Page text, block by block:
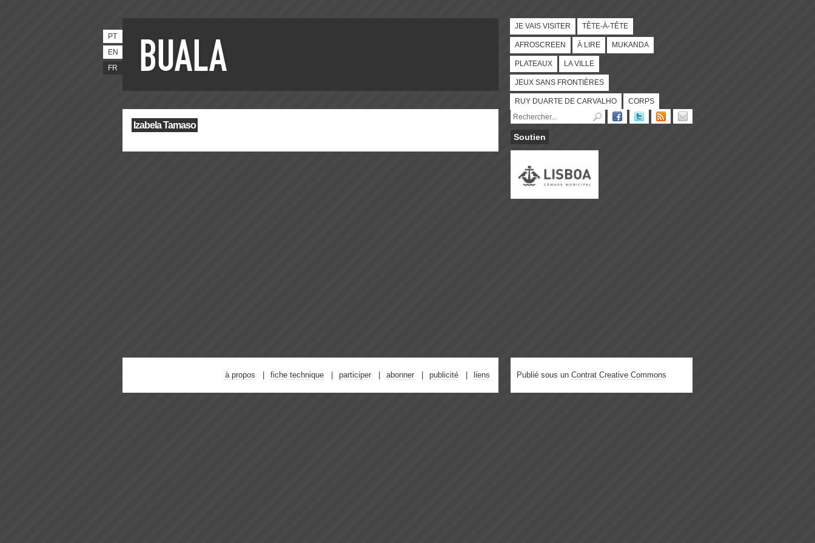
PT
EN
FR
JE VAIS VISITER TÊTE-À-TÊTE
AFROSCREEN À LIRE MUKANDA
PLATEAUX LA VILLE
JEUX SANS FRONTIÈRES
RUY DUARTE DE CARVALHO CORPS
Izabela Tamaso
Soutien
à propos fiche technique participer abonner publicité liens Publié sous un Contrat Creative Commons